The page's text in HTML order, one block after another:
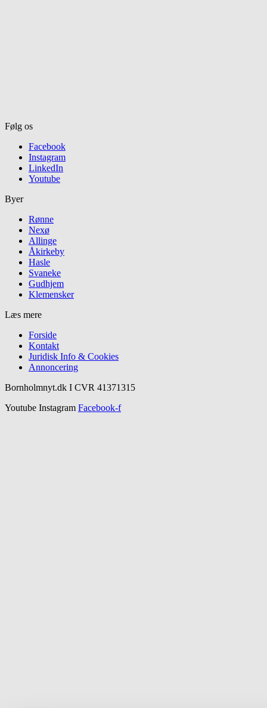
Følg os
Facebook
Instagram
LinkedIn
Youtube
Byer
Rønne
Nexø
Allinge
Åkirkeby
Hasle
Svaneke
Gudhjem
Klemensker
Læs mere
Forside
Kontakt
Juridisk Info & Cookies​
Annoncering
Bornholmnyt.dk I CVR 41371315
Youtube Instagram Facebook-f